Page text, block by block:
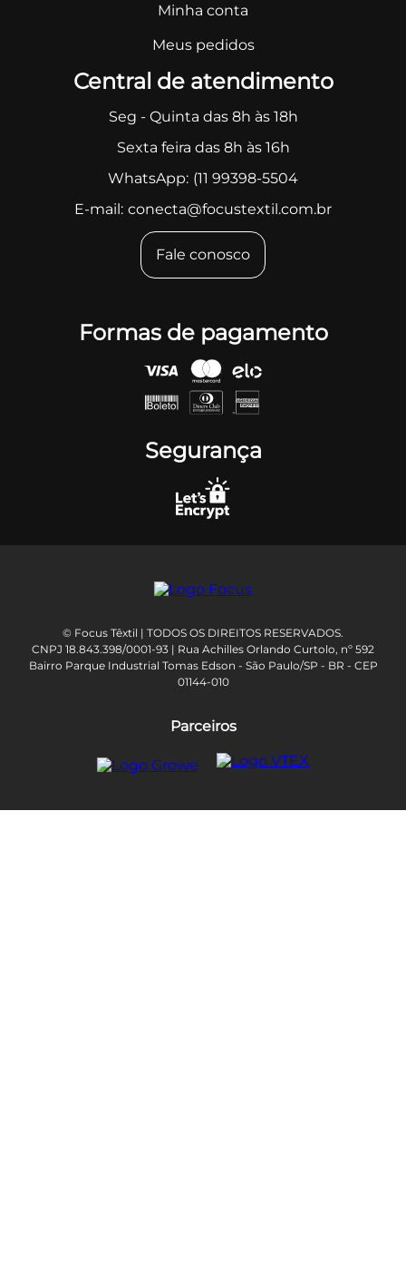
Minha conta
Meus pedidos
Central de atendimento
Seg - Quinta das 8h às 18h
Sexta feira das 8h às 16h
WhatsApp: (11 99398-5504
E-mail: conecta@focustextil.com.br
Fale conosco
Formas de pagamento
Segurança
© Focus Têxtil | TODOS OS DIREITOS RESERVADOS.
CNPJ 18.843.398/0001-93 | Rua Achilles Orlando Curtolo, nº 592
Bairro Parque Industrial Tomas Edson - São Paulo/SP - BR - CEP
01144-010
Parceiros